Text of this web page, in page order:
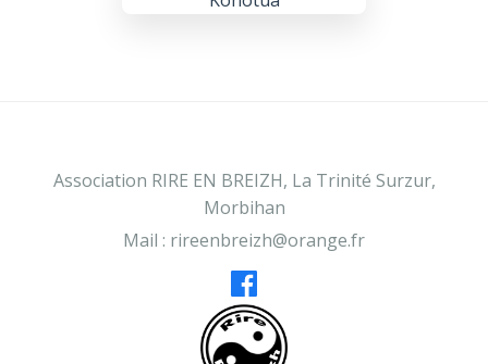
Association RIRE EN BREIZH, La Trinité Surzur,
Morbihan
Mail : rireenbreizh@orange.fr